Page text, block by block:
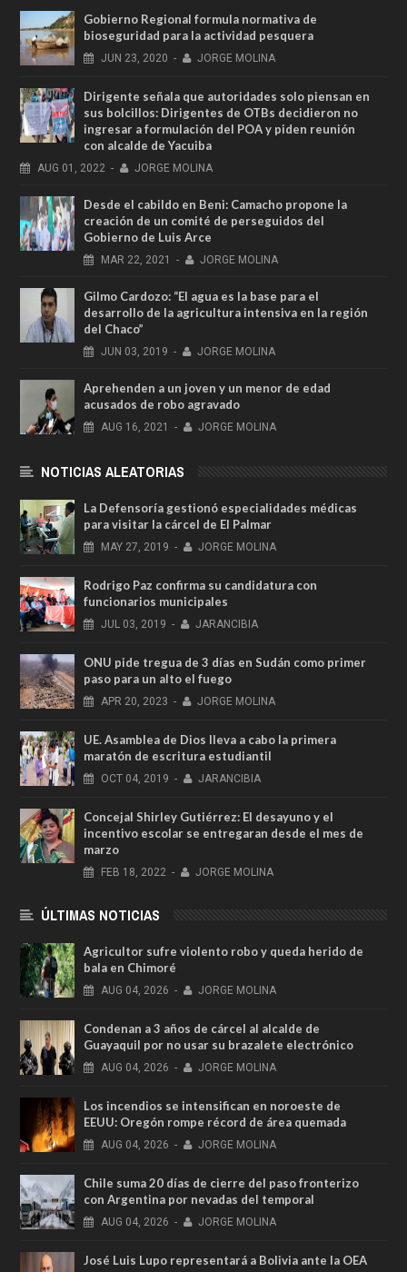
Gobierno Regional formula normativa de
bioseguridad para la actividad pesquera
JUN 23, 2020 - JORGE MOLINA
Dirigente señala que autoridades solo piensan en
sus bolcillos: Dirigentes de OTBs decidieron no
ingresar a formulación del POA y piden reunión
con alcalde de Yacuiba
AUG 01, 2022 - JORGE MOLINA
Desde el cabildo en Beni: Camacho propone la
creación de un comité de perseguidos del
Gobierno de Luis Arce
MAR 22, 2021 - JORGE MOLINA
Gilmo Cardozo: “El agua es la base para el
desarrollo de la agricultura intensiva en la región
del Chaco”
JUN 03, 2019 - JORGE MOLINA
Aprehenden a un joven y un menor de edad
acusados de robo agravado
AUG 16, 2021 - JORGE MOLINA
NOTICIAS ALEATORIAS
La Defensoría gestionó especialidades médicas
para visitar la cárcel de El Palmar
MAY 27, 2019 - JORGE MOLINA
Rodrigo Paz confirma su candidatura con
funcionarios municipales
JUL 03, 2019 - JARANCIBIA
ONU pide tregua de 3 días en Sudán como primer
paso para un alto el fuego
APR 20, 2023 - JORGE MOLINA
UE. Asamblea de Dios lleva a cabo la primera
maratón de escritura estudiantil
OCT 04, 2019 - JARANCIBIA
Concejal Shirley Gutiérrez: El desayuno y el
incentivo escolar se entregaran desde el mes de
marzo
FEB 18, 2022 - JORGE MOLINA
ÚLTIMAS NOTICIAS
Agricultor sufre violento robo y queda herido de
bala en Chimoré
AUG 04, 2026 - JORGE MOLINA
Condenan a 3 años de cárcel al alcalde de
Guayaquil por no usar su brazalete electrónico
AUG 04, 2026 - JORGE MOLINA
Los incendios se intensifican en noroeste de
EEUU: Oregón rompe récord de área quemada
AUG 04, 2026 - JORGE MOLINA
Chile suma 20 días de cierre del paso fronterizo
con Argentina por nevadas del temporal
AUG 04, 2026 - JORGE MOLINA
José Luis Lupo representará a Bolivia ante la OEA